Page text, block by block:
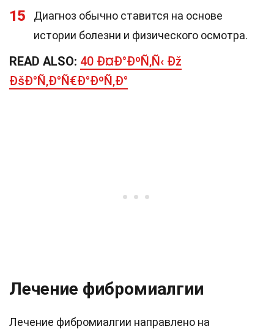
15
Диагноз обычно ставится на основе
истории болезни и физического осмотра.
READ ALSO: 40 Ð¤Ð°ÐºÑ‚Ñ‹ Ðž
ÐšÐ°Ñ‚Ð°Ñ€Ð°ÐºÑ‚Ð°
Лечение фибромиалгии
Лечение фибромиалгии направлено на